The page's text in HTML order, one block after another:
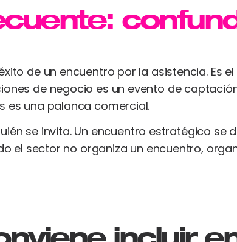
de un encuentro por la asistencia. Es
de negocio es un evento de
es una palanca comercial.
se invita. Un encuentro estratégico
el sector no organiza un encuentro,